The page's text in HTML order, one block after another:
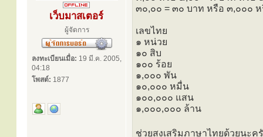
เว็บมาสเตอร์
ผู้จัดการ
ลงทะเบียนเมื่อ: 19 มี.ค. 2005,
04:18
โพสต์: 1877
๓๐,๐๐ = ๓๐ บาท หรือ ๓,๐๐๐
เลขไทย
๑ หน่วย
๑๐ สิบ
๑๐๐ ร้อย
๑,๐๐๐ พัน
๑๐,๐๐๐ หมื่น
๑๐๐,๐๐๐ แสน
๑,๐๐๐,๐๐๐ ล้าน
ช่วยสงเสริมภาษาไทยด้วยนะค